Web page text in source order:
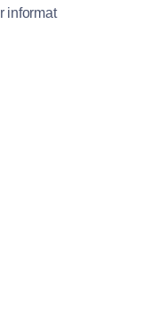
informat